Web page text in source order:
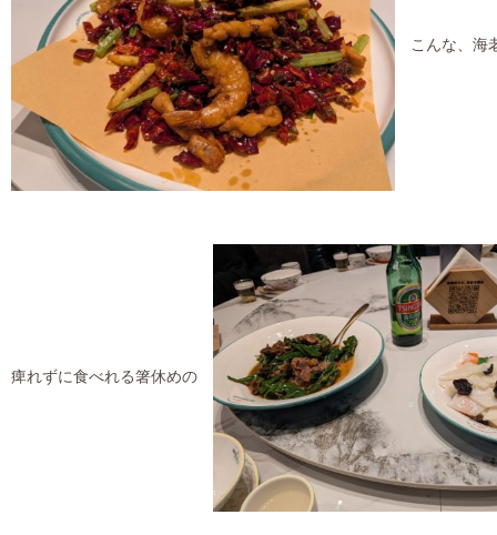
こんな、海
痺れずに食べれる箸休めの